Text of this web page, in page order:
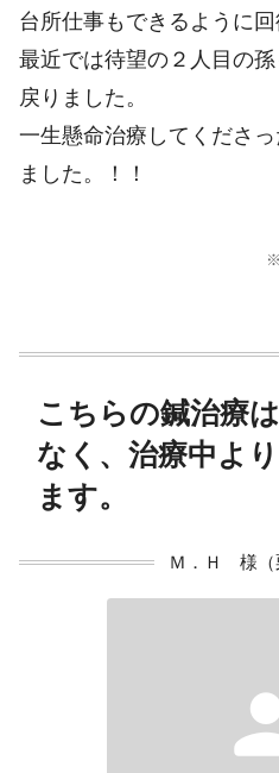
台所仕事もできるように回
最近では待望の２人目の
戻りました。
一生懸命治療してくださ
ました。！！
こちらの鍼治療
なく、治療中よ
ます。
Ｍ．Ｈ 様（